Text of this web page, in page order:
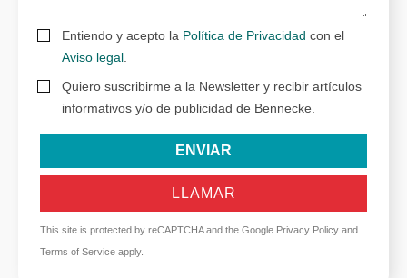
Entiendo y acepto la Política de Privacidad con el
Aviso legal
Quiero suscribirme a la Newsletter y recibir artículos
informativos y/o de publicidad de Bennecke.
ENVIAR
LLAMAR
This site is protected by reCAPTCHA and the Google Privacy Policy and
Terms of Service apply.